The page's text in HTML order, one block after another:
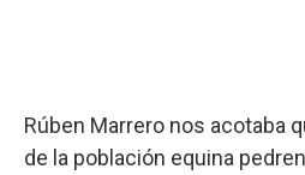
Rúben Marrero nos acotaba
de la población equina